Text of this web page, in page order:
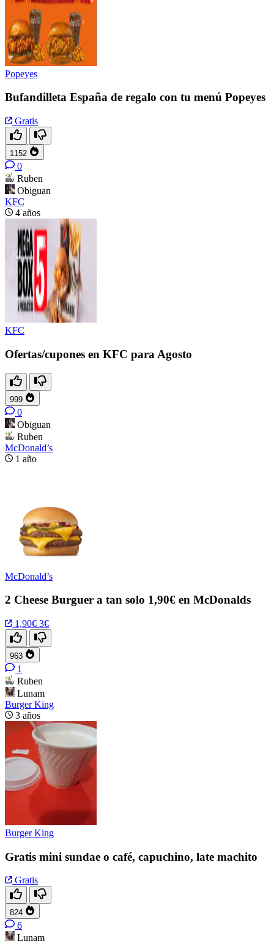
Popeyes
Bufandilleta España de regalo con tu menú Popeyes
Gratis
1152
0
Ruben
Obiguan
KFC
4 años
KFC
Ofertas/cupones en KFC para Agosto
999
0
Obiguan
Ruben
McDonald’s
1 año
McDonald’s
2 Cheese Burguer a tan solo 1,90€ en McDonalds
1,90€ 3€
963
1
Ruben
Lunam
Burger King
3 años
Burger King
Gratis mini sundae o café, capuchino, late machito
Gratis
824
6
Lunam